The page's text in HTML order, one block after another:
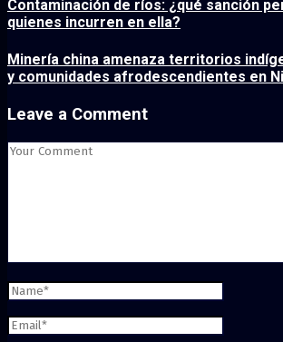
Contaminación de ríos: ¿qué sanción
quienes incurren en ella?
Minería china amenaza territorios
y comunidades afrodescendientes en
Leave a Comment